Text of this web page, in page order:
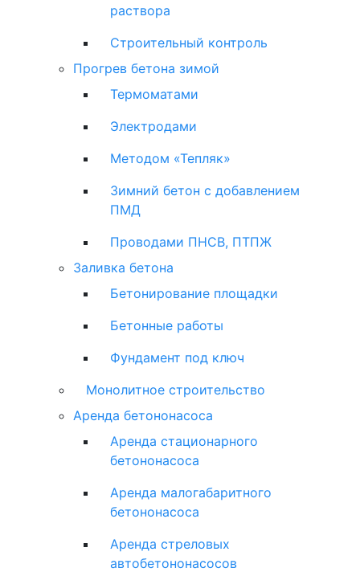
раствора
Строительный контроль
Прогрев бетона зимой
Термоматами
Электродами
Методом «Тепляк»
Зимний бетон с добавлением
ПМД
Проводами ПНСВ, ПТПЖ
Заливка бетона
Бетонирование площадки
Бетонные работы
Фундамент под ключ
Монолитное строительство
Аренда бетононасоса
Аренда стационарного
бетононасоса
Аренда малогабаритного
бетононасоса
Аренда стреловых
автобетононасосов